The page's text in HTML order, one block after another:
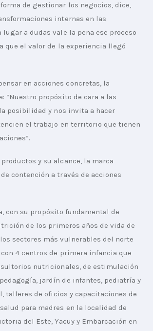
de gestionar los negocios, dice,
internas en las
lugar a dudas vale la pena ese proceso
que el valor de la experiencia llegó
en acciones concretas, la
“Nuestro propósito de cara a las
posibilidad y nos invita a hacer
el trabajo en territorio que tienen
y su alcance, la marca
contención a través de acciones
Pila, con su propósito fundamental de
de los primeros años de vida de
sectores más vulnerables del norte
4 centros de primera infancia que
nutricionales, de estimulación
jardín de infantes, pediatría y
talleres de oficios y capacitaciones de
para madres en la localidad de
del Este, Yacuy y Embarcación en